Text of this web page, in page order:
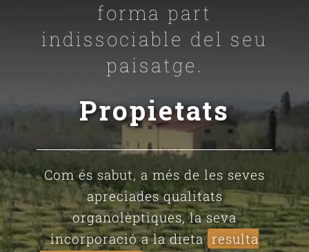
forma part
indissociable del seu
paisatge.
Propietats
Com és sabut, a més de les seves
apreciades qualitats
organolèptiques, la seva
incorporació a la dieta resulta